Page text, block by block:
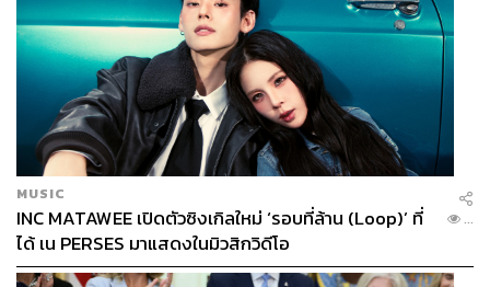
MUSIC
INC MATAWEE เปิดตัวซิงเกิลใหม่ ‘รอบที่ล้าน (Loop)’ ที่
ได้ เน PERSES มาแสดงในมิวสิกวิดีโอ
...